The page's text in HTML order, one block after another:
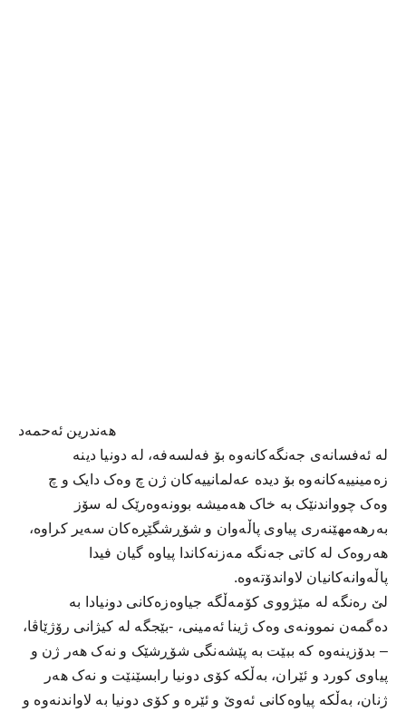
هەندرین ئەحمەد
لە ئەفسانەی جەنگەکانەوە بۆ فەلسەفە، لە دونیا دینە
زەمینییەکانەوە بۆ دیدە عەلمانییەکان ژن چ وەک دایک و چ
وەک چوواندنێک بە خاک ھەمیشە بوونەوەرێک لە سۆز
بەرھەمھێنەری پیاوی پاڵەوان و شۆڕشگێڕەکان سەیر کراوە،
ھەروەک لە کاتی جەنگە مەزنەکاندا پیاوە گیان فیدا
پاڵەوانەکانیان لاواندۆتەوە.
لێ رەنگە لە مێژووی کۆمەڵگە جیاوەزەکانی دونیادا بە
دەگمەن نموونەی وەک ژینا ئەمینی، -بێجگە لە کیژانی رۆژێاڤا،
– بدۆزینەوە کە ببێت بە پێشەنگی شۆڕشێک و نەک ھەر ژن و
پیاوی کورد و ئێران، بەڵکە کۆی دونیا رابسێنێت و نەک ھەر
ژنان، بەڵکە پیاوەکانی ئەوێ و ئێرە و کۆی دونیا بە لاواندنەوە و